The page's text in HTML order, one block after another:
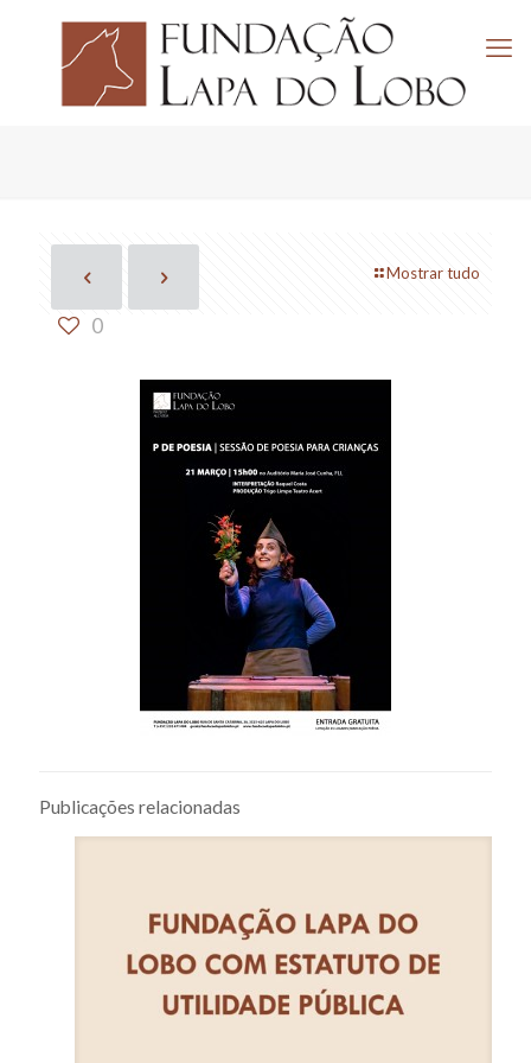
Mostrar tudo
0
Publicações relacionadas